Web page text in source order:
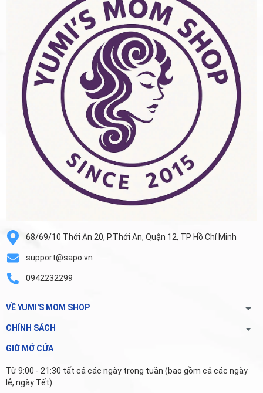
68/69/10 Thới An 20, P.Thới An, Quận 12, TP Hồ Chí Minh
support@sapo.vn
0942232299
VỀ YUMI'S MOM SHOP
CHÍNH SÁCH
GIỜ MỞ CỬA
Từ 9:00 - 21:30 tất cả các ngày trong tuần (bao gồm cả các ngày
lễ, ngày Tết).